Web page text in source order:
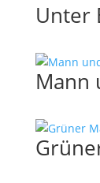
Unter
Mann